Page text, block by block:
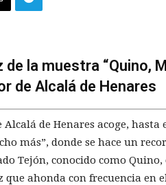
de la muestra “Quino,
de Alcalá de Henares
Alcalá de Henares acoge,
más”, donde se hace un
Tejón, conocido como
ahonda con frecuencia en